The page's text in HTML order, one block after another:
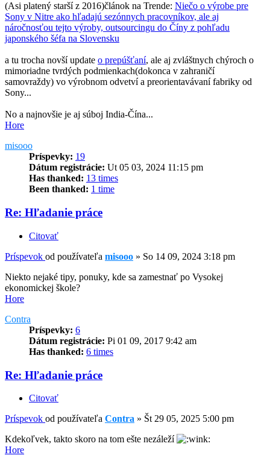
(Asi platený starší z 2016)článok na Trende: Niečo o výrobe pre
Sony v Nitre ako hľadajú sezónnych pracovníkov, ale aj
náročnosťou tejto výroby, outsourcingu do Číny z pohľadu
japonského šéfa na Slovensku
a tu trocha novší update o prepúšťaní, ale aj zvláštnych chýroch o
mimoriadne tvrdých podmienkach(dokonca v zahraničí
samovraždy) vo výrobnom odvetví a preorientavávaní fabriky od
Sony...
No a najnovšie je aj súboj India-Čína...
Hore
misooo
Príspevky: 19
Dátum registrácie: Ut 05 03, 2024 11:15 pm
Has thanked: 13 times
Been thanked: 1 time
Re: Hľadanie práce
Citovať
Príspevok od používateľa misooo » So 14 09, 2024 3:18 pm
Niekto nejaké tipy, ponuky, kde sa zamestnať po Vysokej
ekonomickej škole?
Hore
Contra
Príspevky: 6
Dátum registrácie: Pi 01 09, 2017 9:42 am
Has thanked: 6 times
Re: Hľadanie práce
Citovať
Príspevok od používateľa Contra » Št 29 05, 2025 5:00 pm
Kdekoľvek, takto skoro na tom ešte nezáleží
Hore